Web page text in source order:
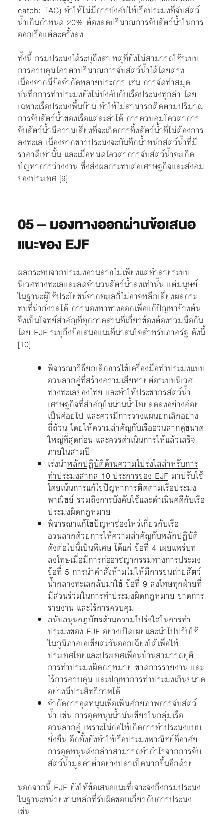
catch: TAC) ทำให้ไม่มีการบังคับให้เรือประมงที่จับสัตว์
น้ำเกินกำหนด 20% ต้องลดปริมาณการจับสัตว์น้ำในการ
ออกเรือแต่ละครั้งลง
ทั้งนี้ กรมประมงได้ระบุถึงสาเหตุที่ยังไม่สามารถใช้ระบบ
การควบคุมโควตาปริมาณการจับสัตว์น้ำได้โดยตรง
เนื่องจากมีข้อจำกัดหลายประการ เช่น การจัดทำสมุด
บันทึกการทำประมงยังไม่บังคับกับเรือประมงทุกลำ โดย
เฉพาะเรือประมงพื้นบ้าน ทำให้ไม่สามารถติดตามปริมาณ
การจับสัตว์น้ำของเรือแต่ละลำได้ การควบคุมโควตาการ
จับสัตว์น้ำมีความเสี่ยงที่จะเกิดการทิ้งสัตว์น้ำที่ไม่ต้องการ
ลงทะเล เนื่องจากชาวประมงจะบันทึกน้ำหนักสัตว์น้ำที่มี
ราคาดีเท่านั้น และเมื่อหมดโควตาการจับสัตว์น้ำจะเกิด
ปัญหาการว่างงาน ซึ่งส่งผลกระทบต่อเศรษฐกิจและสังคม
ของประเทศ [9]
05 – มองทางออกผ่านข้อเสนอ
แนะของ EJF
ผลกระทบจากประมงอวนลากไม่เพียงแต่ทำลายระบบ
นิเวศทางทะเลและลดจำนวนสัตว์น้ำลงเท่านั้น แต่มนุษย์
ในฐานะผู้ใช้ประโยชน์จากทะเลก็ไม่อาจหลีกเลี่ยงผลกระ
ทบที่น่ากังวลได้ การมองหาทางออกเพื่อแก้ปัญหาข้างต้น
จึงเป็นโจทย์สำคัญที่ทุกภาคส่วนที่เกี่ยวข้องต้องร่วมมือกัน
โดย EJF ระบุถึงข้อเสนอแนะที่น่าสนใจสำหรับภาครัฐ ดังนี้
[10]
พิจารณาวิธียกเลิกการใช้เครื่องมือทำประมงแบบ
อวนลากคู่ที่สร้างความเสียหายต่อระบบนิเวศ
ทางทะเลของไทย และทำให้ประชากรสัตว์น้ำ
เศรษฐกิจที่สำคัญในน่านน้ำไทยลดลงอย่างค่อย
เป็นค่อยไป และควรมีการวางแผนยกเลิกอย่าง
ถี่ถ้วน โดยให้ความสำคัญกับเรืออวนลากคู่ขนาด
ใหญ่ที่สุดก่อน และควรดำเนินการให้แล้วเสร็จ
ภายในสามปี
เร่งนำหลักปฏิบัติด้านความโปร่งใสสำหรับการ
ทำประมงสากล 10 ประการของ EJFมาปรับใช้
โดยเน้นการแก้ไขปัญหาการติดตามเรือประมง
พาณิชย์ รวมถึงการบังคับใช้และดำเนินคดีกับเรือ
ประมงผิดกฎหมาย
พิจารณาแก้ไขปัญหาช่องโหว่เกี่ยวกับเรือ
อวนลากด้วยการให้ความสำคัญกับหลักปฏิบัติ
ดังต่อไปนี้เป็นพิเศษ ได้แก่ ข้อที่ 4 เผยแพร่บท
ลงโทษเมื่อมีการก่ออาชญากรรมทางการประมง
ข้อที่ 5 การนำคำสั่งห้ามไม่ให้มีการขนถ่ายสัตว์
น้ำกลางทะเลกลับมาใช้ ข้อที่ 9 ลงโทษทุกฝ่ายที่
มีส่วนร่วมในการทำประมงผิดกฎหมาย ขาดการ
รายงาน และไร้การควบคุม
สนับสนุนกฎบัตรด้านความโปร่งใสในการทำ
ประมงของ EJF อย่างเปิดเผยและนำไปปรับใช้
ในภูมิภาคเอเชียตะวันออกเฉียงใต้เพื่อให้
ประเทศไทยและประเทศเพื่อนบ้านสามารถยุติ
การทำประมงผิดกฎหมาย ขาดการรายงาน และ
ไร้การควบคุม และปัญหาการทำประมงเกินขนาด
อย่างมีประสิทธิภาพได้
จำกัดการอุดหนุนเพื่อเพิ่มศักยภาพการจับสัตว์
น้ำ เช่น การอุดหนุนน้ำมันเขียวในกลุ่มเรือ
อวนลากคู่ เพราะไม่ก่อให้เกิดการทำประมงแบบ
ยั่งยืน อีกทั้งยังทำให้เรือประมงพาณิชย์ที่อาศัย
การอุดหนุนดังกล่าวสามารถทำกำไรจากการจับ
สัตว์น้ำมูลค่าต่ำอย่างปลาเป็ดมากขึ้นอีกด้วย
นอกจากนี้ EJF ยังให้ข้อเสนอแนะที่เจาะจงถึงกรมประมง
ในฐานะหน่วยงานหลักที่รับผิดชอบเกี่ยวกับการประมง
เช่น